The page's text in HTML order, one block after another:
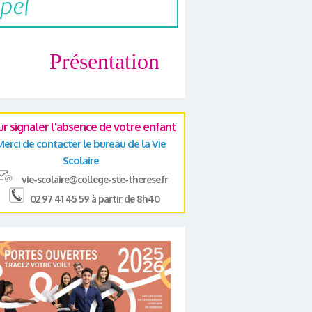
Présentation
signaler l'absence de votre enfant
de contacter le bureau de la Vie
Scolaire
vie-scolaire@college-ste-therese.fr
02 97 41 45 59 à partir de 8h40